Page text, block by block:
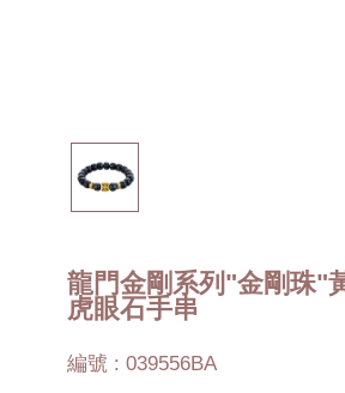
龍門金剛系列"金剛珠"
虎眼石手串
編號 : 039556BA